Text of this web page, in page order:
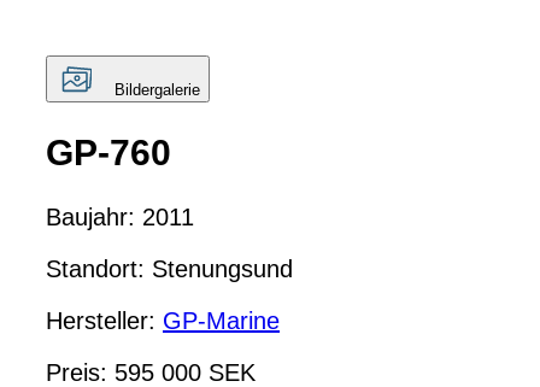
Bildergalerie
GP-760
Baujahr: 2011
Standort: Stenungsund
Hersteller: GP-Marine
Preis: 595 000 SEK